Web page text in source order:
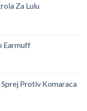
Za Lulu
Earmuff
Protiv Komaraca